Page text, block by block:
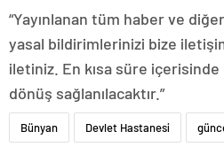
“Yayınlanan tüm haber ve
yasal bildirimlerinizi bize
iletiniz. En kısa süre
dönüş sağlanılacaktır.”
Bünyan Devlet Hastanesi